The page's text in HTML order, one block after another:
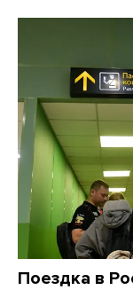
Поездка в